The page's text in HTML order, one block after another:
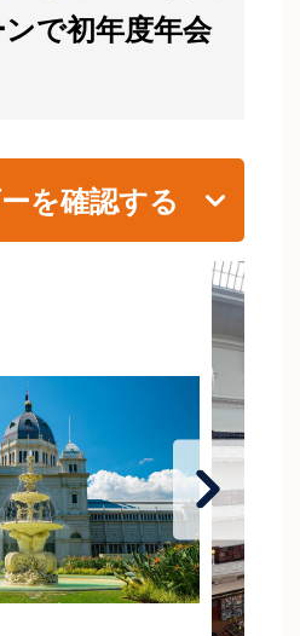
で初年度年会
を確認する